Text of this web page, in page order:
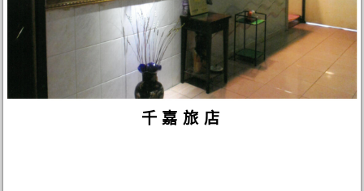
千嘉旅店